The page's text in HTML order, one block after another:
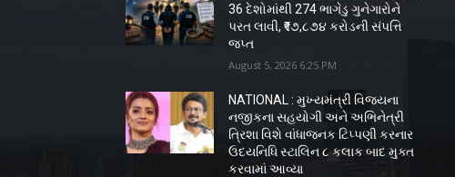
36 દેશોમાંથી 274 ભાગેડુ ગુનેગારોને
પરત લાવી, ₹૧૭,૮૭૪ કરોડની સંપત્તિ
જપ્ત
August 5, 2026 6:25 PM
NATIONAL : મુખ્યમંત્રી વિજયના
નજીકના સહયોગી અને અભિનેત્રી
ત્રિશા વિશે વાંધાજનક ટિપ્પણી કરનાર
ઉદયનિધિ સ્ટાલિન ૮ કલાક બાદ મુક્ત
કરવામાં આવ્યા